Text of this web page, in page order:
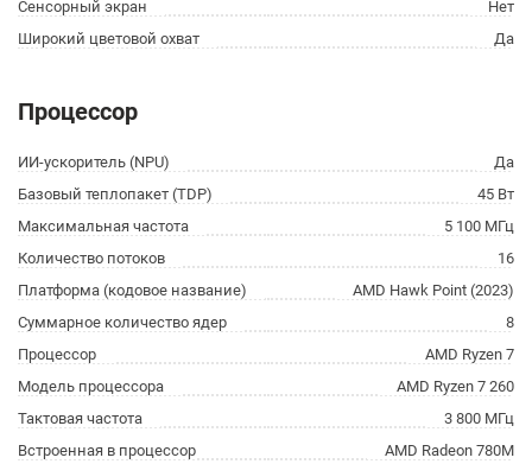
Сенсорный экран
Нет
Широкий цветовой охват
Да
Процессор
ИИ-ускоритель (NPU)
Да
Базовый теплопакет (TDP)
45 Вт
Максимальная частота
5 100 МГц
Количество потоков
16
Платформа (кодовое название)
AMD Hawk Point (2023)
Суммарное количество ядер
8
Процессор
AMD Ryzen 7
Модель процессора
AMD Ryzen 7 260
Тактовая частота
3 800 МГц
Встроенная в процессор
AMD Radeon 780M